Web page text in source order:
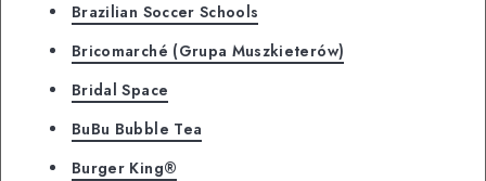
Brazilian Soccer Schools
Bricomarché (Grupa Muszkieterów)
Bridal Space
BuBu Bubble Tea
Burger King®